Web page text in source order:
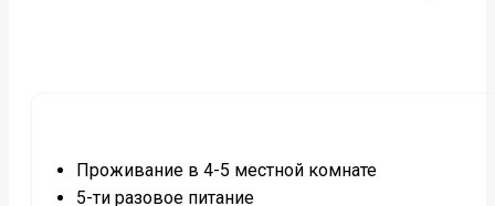
Проживание в 4-5 местной комнате
5-ти разовое питание